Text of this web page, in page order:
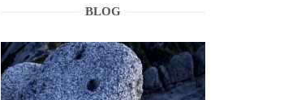
BLOG